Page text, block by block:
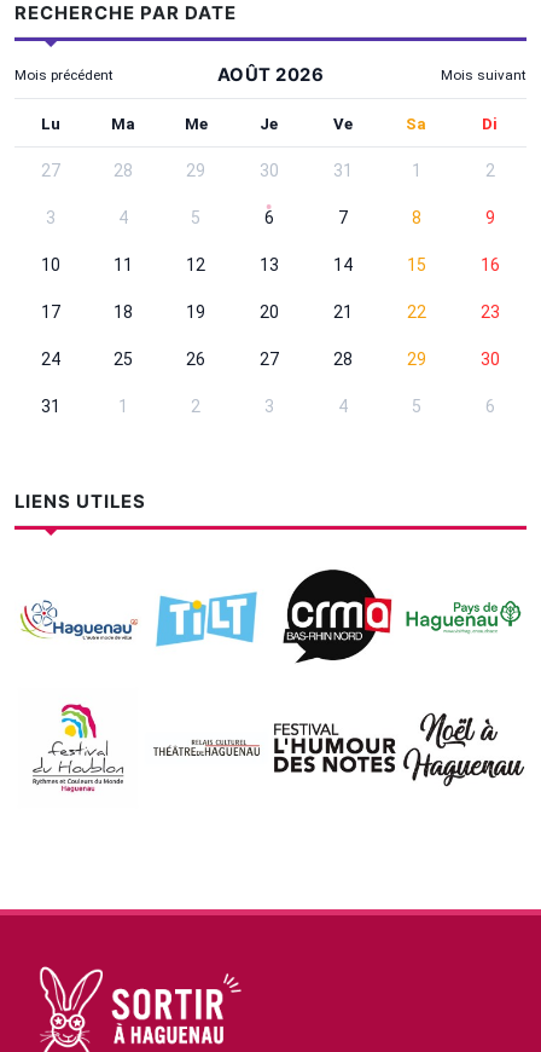
RECHERCHE PAR DATE
Utilisez Tab pour atteindre les contrôles, les flèches pour
Mois précédent AOÛT 2026 Mois suivant
Recherche par date - Août 2026
Lu Ma MeMercredi
JeJeudi VeVendredi
Sa Di
27 28 29 30 31 1 2
3 4 5 6 7 8 9
10 11 12 13 14 15 16
17 18 19 20 21 22 23
24 25 26 27 28 29 30
31 1 2 3 4 5 6
LIENS UTILES